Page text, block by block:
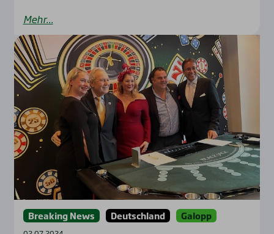
Mehr...
Breaking News Deutschland Galopp